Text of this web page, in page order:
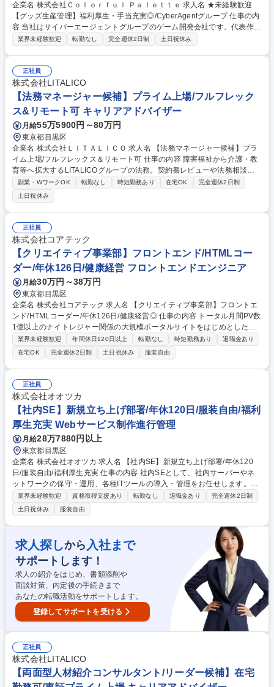
企業名 株式会社Ｃｏｌｏｒｆｕｌ Ｐａｌｅｔｔｅ 求人名 ★未経験歓迎
【グッズ生産管理】福利厚生・手当充実◎/CyberAgentグループ 仕事の内
容 当社はサイバーエージェントグループのゲーム開発会社です。代表作で
ある『プロジェクトセカイ カラフルステージ！ feat. 初音ミク』の開発・
定を含め一貫して携わっていただきます。 【具体的には】■グッズの見積
もり・入稿・納品までの一連の業務 ■サプライヤーハンドリングやコス
ト・納期の交渉 ■発注書・請求書の対応や商品企画・製造ライン調整 募集
職種 ★未経験歓迎【グッズ生産管理】福利厚生・手当充実◎/CyberAgent
グループ
業界未経験歓迎 転勤なし 完全週休2日制 土日祝休み
正社員
株式会社LITALICO
【法務マネージャー候補】プライム上場/フルフレック
ス&リモート可 キャリアアドバイザー
月給55万5900円～80万円
東京都目黒区
企業名 株式会社ＬＩＴＡＬＩＣＯ 求人名 【法務マネージャー候補】プラ
イム上場/フルフレックス＆リモート可 仕事の内容 障害福祉から介護・教
育等へ拡大するLITALICOグループの法務。契約書レビューや法務相談を
はじめ、M&Aや機関運営、金商法・会社法実務を担い、5千名規模の組織
基盤を支えます。 ■契約・法務相談：契約書レビュー、規程・ひな形の管
理、新規事業の法務相談対応 ■会社法・M&A実務：組織再編・M&A対応、
役員改選や株式発行などの手続き ■金商法実務：法定開示、公開買付、大
量保有報告書、不公正取引防止の管理 ■機関運営：株主総会、取締役会、
監査等委員会の運営サポート全般 募集職種 【法務マネージャー候補】プ
ライム上場/フルフレックス＆リモート可
副業・WワークOK 転勤なし 時短勤務あり 在宅OK
完全週休2日制
土日祝休み
正社員
株式会社コアテック
【クリエイティブ事業部】フロントエンド/HTMLコー
ダー/年休126日/健康経営 フロントエンドエンジニア
月給30万円～38万円
東京都目黒区
企業名 株式会社コアテック 求人名 【クリエイティブ事業部】フロントエ
ンド/HTMLコーダー/年休126日/健康経営◎ 仕事の内容 トータル月間PV数
1億以上のナイトレジャー関係の大規模ポータルサイトをはじめとした、
各種Webサービスを中心にWeb開発・Webマーケティングを行なう当社
で、Webサイト制作を担って下さる方を大募集いたします！ 【具体的な
仕事内容】 ◇WEBサイト制作・改修 └ WordPressを用いたコーポレー
ト、LP、自社開発CMSなどのコーディング対応を行なっていただきま
す。 ◇扱っているサイト一例 自社/関連会社コーポレートサイト、ナイト
レジャーのポータルサイト、e-sportsサイト、リユース事業サイト、女性
向けメディアサイトetc. 募集職種 【クリエイティブ事業部】フロントエン
ド/HTMLコーダー/年休126日/健康経営◎
業界未経験歓迎 年間休日120日以上 転勤なし 時短勤務あり
退職金あり
在宅OK
完全週休2日制 土日祝休み 服装自由
正社員
株式会社オオツカ
【社内SE】新規立ち上げ部署/年休120日/服装自由/福利
厚生充実 Webサービス制作進行管理
月給28万7880円以上
東京都目黒区
企業名 株式会社オオツカ 求人名 【社内SE】新規立ち上げ部署/年休120
日/服装自由/福利厚生充実 仕事の内容 社内SEとして、社内サーバーやネ
ットワークの保守・運用、各種ITツールの導入・管理をお任せします。ま
ずは現状の把握から始め、徐々に社内のDX化（業務効率化）を推進して
いただきます。 ■社内サーバー、ネットワーク、インフラの保守・運用・
管理 ■Microsoft 365への切り替え、運用管理 ■Salesforceの運用、カスタ
マイズ、活用提案 ■IT資産管理（PCセットアップ、ライセンス管理等） ■
外部ベンダーとの折衝・コントロール ■社内業務のDX化（ペーパーレス
化、RPA導入検討など） 募集職種 【社内SE】新規立ち上げ部署/年休120
日/服装自由/福利厚生充実
業界未経験歓迎 資格取得支援あり 転勤なし 退職金あり
完全週休2日制
土日祝休み
服装自由
求人探しから 入社まで
サポートします！
求人の紹介をはじめ、書類添削や
面談対策、内定後の手続きまで
あなたの転職活動をサポートします。
登録してサポートを受ける
正社員
株式会社LITALICO
【両面型人材紹介コンサルタント/リーダー候補】在宅